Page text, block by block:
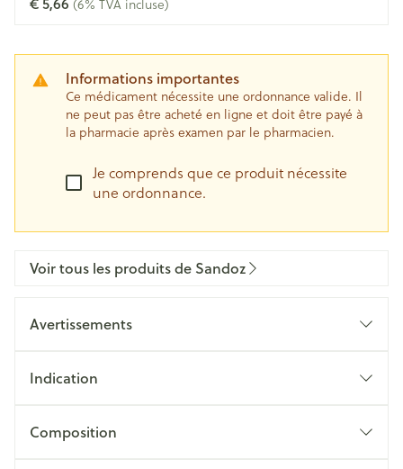
(6% TVA incluse)
Informations importantes
Ce médicament nécessite une ordonnance valide. Il
ne peut pas être acheté en ligne et doit être payé à
la pharmacie après examen par le pharmacien.
Je comprends que ce produit nécessite
une ordonnance.
Voir tous les produits de Sandoz
Avertissements
Indication
Composition